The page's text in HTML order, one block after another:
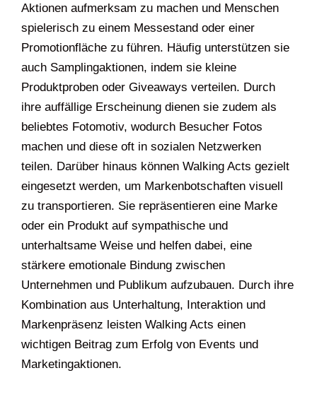
Aktionen aufmerksam zu machen und Menschen
spielerisch zu einem Messestand oder einer
Promotionfläche zu führen. Häufig unterstützen sie
auch Samplingaktionen, indem sie kleine
Produktproben oder Giveaways verteilen. Durch
ihre auffällige Erscheinung dienen sie zudem als
beliebtes Fotomotiv, wodurch Besucher Fotos
machen und diese oft in sozialen Netzwerken
teilen. Darüber hinaus können Walking Acts gezielt
eingesetzt werden, um Markenbotschaften visuell
zu transportieren. Sie repräsentieren eine Marke
oder ein Produkt auf sympathische und
unterhaltsame Weise und helfen dabei, eine
stärkere emotionale Bindung zwischen
Unternehmen und Publikum aufzubauen. Durch ihre
Kombination aus Unterhaltung, Interaktion und
Markenpräsenz leisten Walking Acts einen
wichtigen Beitrag zum Erfolg von Events und
Marketingaktionen.